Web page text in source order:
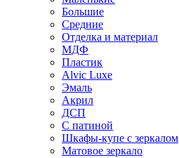
Большие
Средние
Отделка и материал
МДФ
Пластик
Alvic Luxe
Эмаль
Акрил
ДСП
С патиной
Шкафы-купе с зеркалом
Матовое зеркало